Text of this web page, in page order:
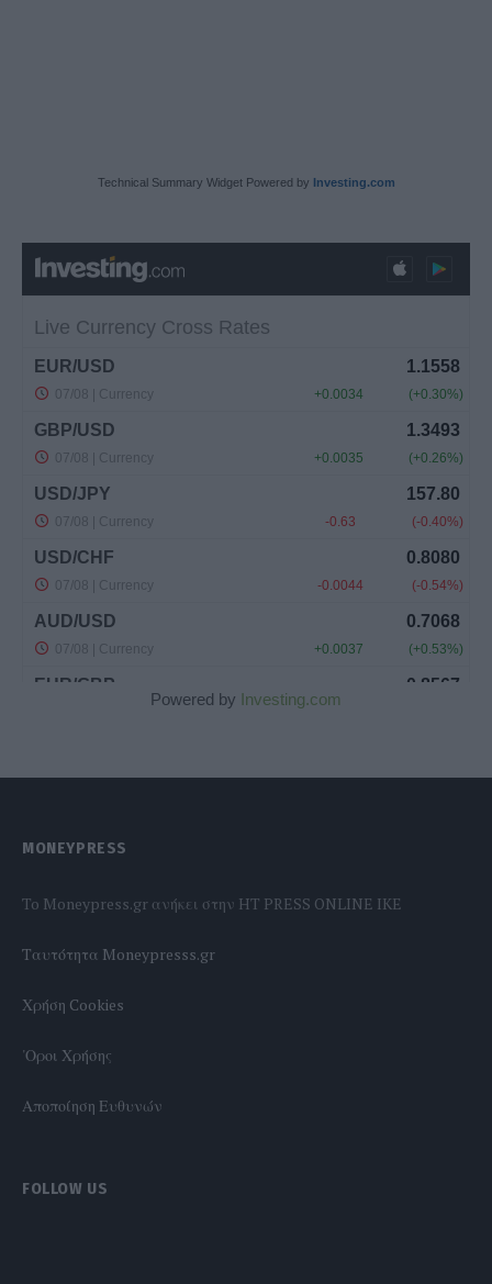
Technical Summary Widget Powered by Investing.com
Powered by Investing.com
MONEYPRESS
To Moneypress.gr ανήκει στην HT PRESS ONLINE IKE
Tαυτότητα Moneypresss.gr
Χρήση Cookies
'Οροι Χρήσης
Αποποίηση Ευθυνών
FOLLOW US